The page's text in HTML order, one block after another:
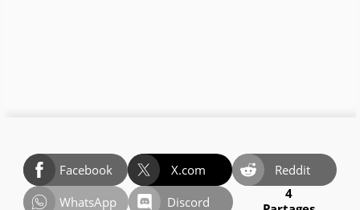
Facebook X.com
Reddit
WhatsApp
Discord
4